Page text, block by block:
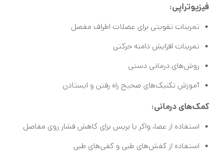
فیزیوتراپی:
تمرینات تقویتی برای عضلات اطراف مفصل
تمرینات افزایش دامنه حرکتی
روش‌های درمانی دستی
آموزش تکنیک‌های صحیح راه رفتن و ایستادن
کمک‌های درمانی:
استفاده از عصا، واکر یا بریس برای کاهش فشار روی مفاصل
استفاده از کفش‌های طبی و کفی‌های طبی